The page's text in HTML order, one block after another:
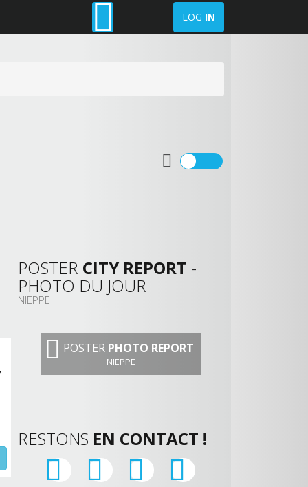
LOG IN
POSTER CITY REPORT -
PHOTO DU JOUR
NIEPPE
POSTER PHOTO REPORT
NIEPPE
RESTONS EN CONTACT !